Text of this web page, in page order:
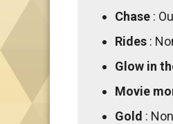
Chase :
Rides :
Glow in
Movie
Gold : Non